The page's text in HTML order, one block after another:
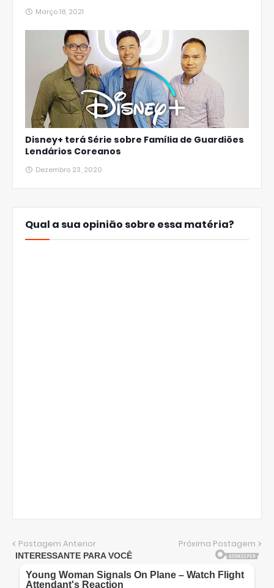
Março 18, 2021
Disney+ terá Série sobre Família de Guardiões
Lendários Coreanos
Dezembro 23, 2020
Qual a sua opinião sobre essa matéria?
Postagem Anterior Próxima Postagem